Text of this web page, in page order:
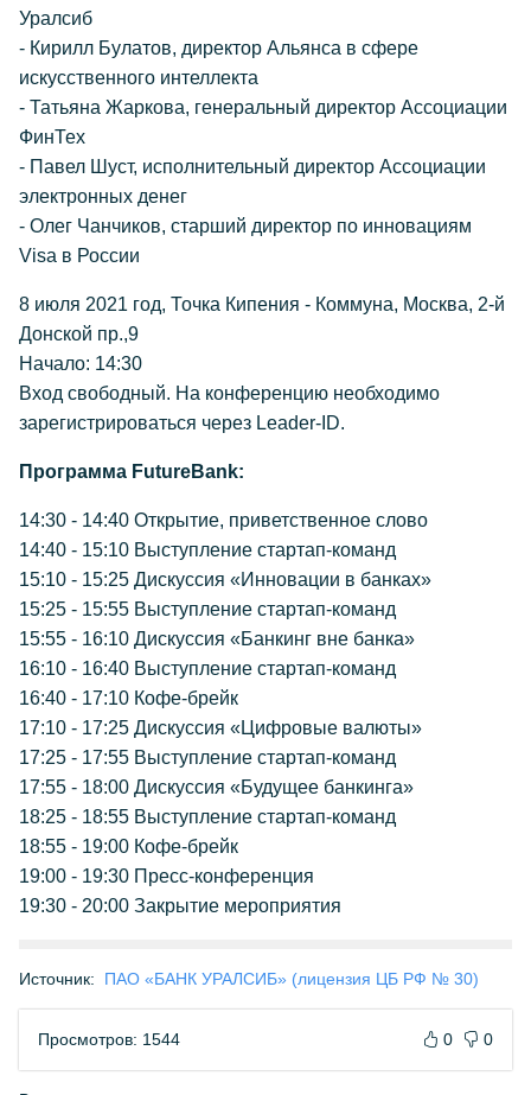
Уралсиб
- Кирилл Булатов, директор Альянса в сфере
искусственного интеллекта
- Татьяна Жаркова, генеральный директор Ассоциации
ФинТех
- Павел Шуст, исполнительный директор Ассоциации
электронных денег
- Олег Чанчиков, старший директор по инновациям
Visa в России
8 июля 2021 год, Точка Кипения - Коммуна, Москва, 2-й
Донской пр.,9
Начало: 14:30
Вход свободный. На конференцию необходимо
зарегистрироваться через Leader-ID.
Программа FutureBank:
14:30 - 14:40 Открытие, приветственное слово
14:40 - 15:10 Выступление стартап-команд
15:10 - 15:25 Дискуссия «Инновации в банках»
15:25 - 15:55 Выступление стартап-команд
15:55 - 16:10 Дискуссия «Банкинг вне банка»
16:10 - 16:40 Выступление стартап-команд
16:40 - 17:10 Кофе-брейк
17:10 - 17:25 Дискуссия «Цифровые валюты»
17:25 - 17:55 Выступление стартап-команд
17:55 - 18:00 Дискуссия «Будущее банкинга»
18:25 - 18:55 Выступление стартап-команд
18:55 - 19:00 Кофе-брейк
19:00 - 19:30 Пресс-конференция
19:30 - 20:00 Закрытие мероприятия
Источник: ПАО «БАНК УРАЛСИБ» (лицензия ЦБ РФ № 30)
Просмотров: 1544 0 0